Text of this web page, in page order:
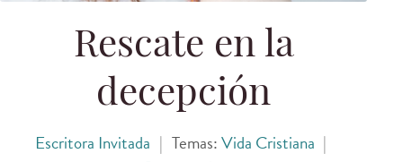
Rescate en la
decepción
Escritora Invitada | Temas:Vida Cristiana |